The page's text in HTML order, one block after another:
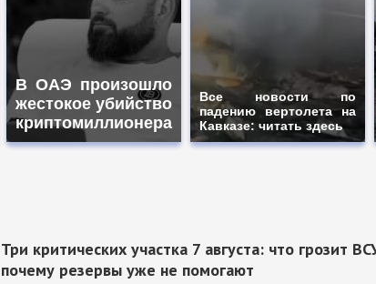
В ОАЭ произошло
жестокое убийство
криптомиллионера
Все новости по
падению вертолета на
Кавказе: читать здесь
Три критических участка 7 августа: что грозит
почему резервы уже не помогают